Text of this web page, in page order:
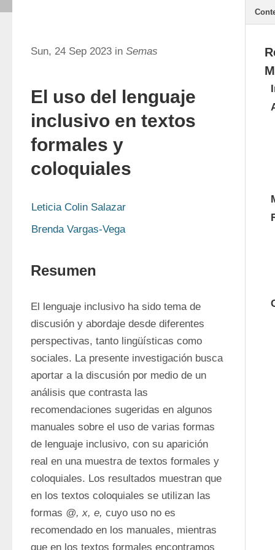
Sun, 24 Sep 2023 in Semas
El uso del lenguaje
inclusivo en textos
formales y
coloquiales
Leticia Colin Salazar
Brenda Vargas-Vega
Resumen
El lenguaje inclusivo ha sido tema de
discusión y abordaje desde diferentes
perspectivas, tanto lingüísticas como
sociales. La presente investigación busca
aportar a la discusión por medio de un
análisis que contrasta las
recomendaciones sugeridas en algunos
manuales sobre el uso de varias formas
de lenguaje inclusivo, con su aparición
real en una muestra de textos formales y
coloquiales. Los resultados muestran que
en los textos coloquiales se utilizan las
formas @, x, e, cuyo uso no es
recomendado en los manuales, mientras
que en los textos formales encontramos